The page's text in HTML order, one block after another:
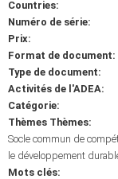
Countries:
Numéro de série:
Prix:
Format de document:
Type de document:
Activités de l'ADEA:
Catégorie:
Thèmes Thèmes:
Socle commun de
le développement
Mots clés: